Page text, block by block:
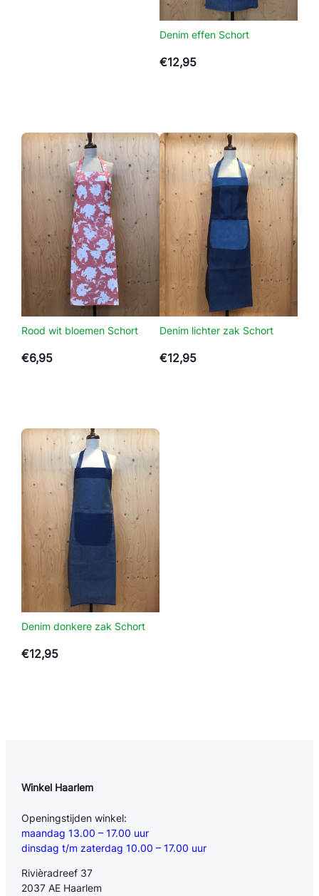
n
a
Denim effen Schort
€12,95
Rood wit bloemen Schort
€6,95
Denim lichter zak Schort
€12,95
Denim donkere zak Schort
€12,95
Winkel Haarlem
Openingstijden winkel:
maandag 13.00 – 17.00 uur
dinsdag t/m zaterdag 10.00 – 17.00 uur
Rivièradreef 37
2037 AE Haarlem